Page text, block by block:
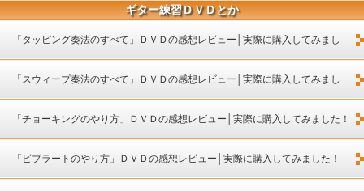
ギター練習ＤＶＤとか
「タッピング奏法のすべて」ＤＶＤの感想レビュー│実際に購入してみまし
た！
「スウィープ奏法のすべて」ＤＶＤの感想レビュー│実際に購入してみまし
た！
「チョーキングのやり方」ＤＶＤの感想レビュー│実際に購入してみました！
「ビブラートのやり方」ＤＶＤの感想レビュー│実際に購入してみました！